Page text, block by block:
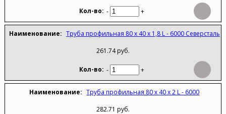
- +
Труба профильная 80 х 40 х 1,8 L - 6000 Северсталь
261.74 руб.
- +
Труба профильная 80 х 40 х 2 L - 6000
282.71 руб.